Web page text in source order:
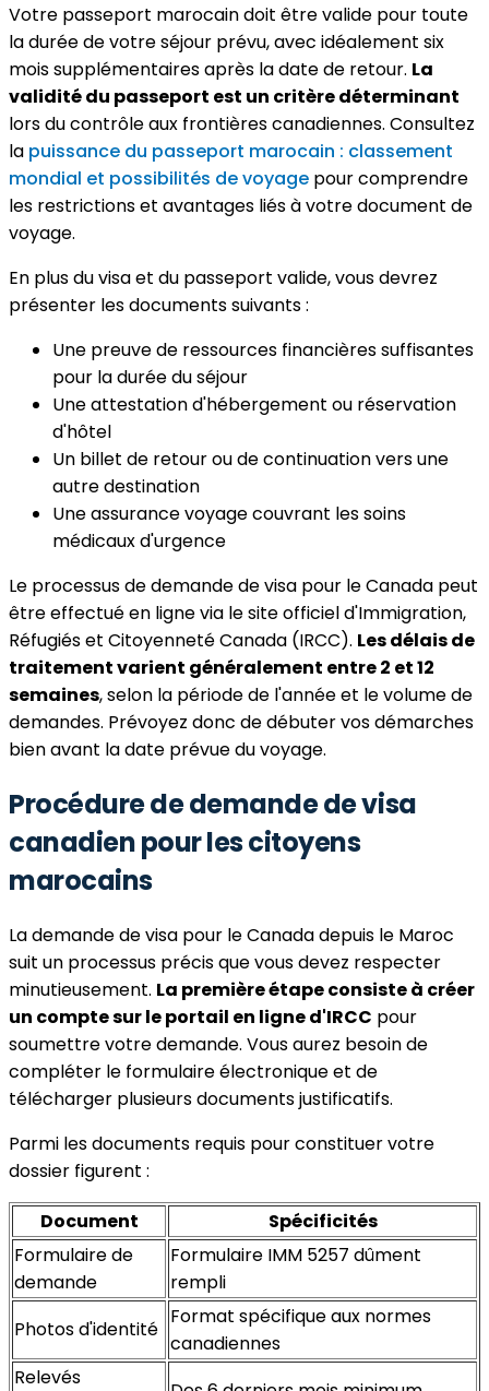
Votre passeport marocain doit être valide pour toute
la durée de votre séjour prévu, avec idéalement six
mois supplémentaires après la date de retour. La
validité du passeport est un critère déterminant
lors du contrôle aux frontières canadiennes. Consultez
la puissance du passeport marocain : classement
mondial et possibilités de voyage pour comprendre
les restrictions et avantages liés à votre document de
voyage.
En plus du visa et du passeport valide, vous devrez
présenter les documents suivants :
Une preuve de ressources financières suffisantes
pour la durée du séjour
Une attestation d'hébergement ou réservation
d'hôtel
Un billet de retour ou de continuation vers une
autre destination
Une assurance voyage couvrant les soins
médicaux d'urgence
Le processus de demande de visa pour le Canada peut
être effectué en ligne via le site officiel d'Immigration,
Réfugiés et Citoyenneté Canada (IRCC). Les délais de
traitement varient généralement entre 2 et 12
semaines, selon la période de l'année et le volume de
demandes. Prévoyez donc de débuter vos démarches
bien avant la date prévue du voyage.
Procédure de demande de visa
canadien pour les citoyens
marocains
La demande de visa pour le Canada depuis le Maroc
suit un processus précis que vous devez respecter
minutieusement. La première étape consiste à créer
un compte sur le portail en ligne d'IRCC pour
soumettre votre demande. Vous aurez besoin de
compléter le formulaire électronique et de
télécharger plusieurs documents justificatifs.
Parmi les documents requis pour constituer votre
dossier figurent :
Document
Spécificités
Formulaire de
demande
Formulaire IMM 5257 dûment
rempli
Photos d'identité
Format spécifique aux normes
canadiennes
Relevés